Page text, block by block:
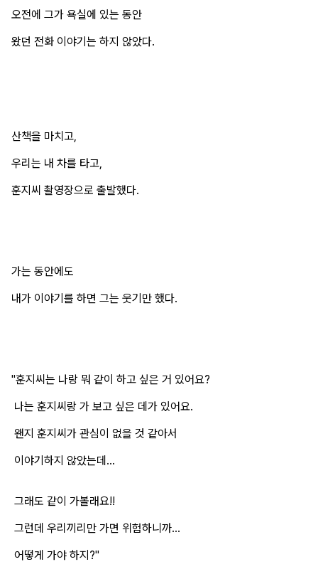
오전에 그가 욕실에 있는 동안
왔던 전화 이야기는 하지 않았다.
산책을 마치고,
우리는 내 차를 타고,
훈지씨 촬영장으로 출발했다.
가는 동안에도
내가 이야기를 하면 그는 웃기만 했다.
"훈지씨는 나랑 뭐 같이 하고 싶은 거 있어요?
나는 훈지씨랑 가 보고 싶은 데가 있어요.
왠지 훈지씨가 관심이 없을 것 같아서
이야기하지 않았는데...
그래도 같이 가볼래요!!
그런데 우리끼리만 가면 위험하니까...
어떻게 가야 하지?"